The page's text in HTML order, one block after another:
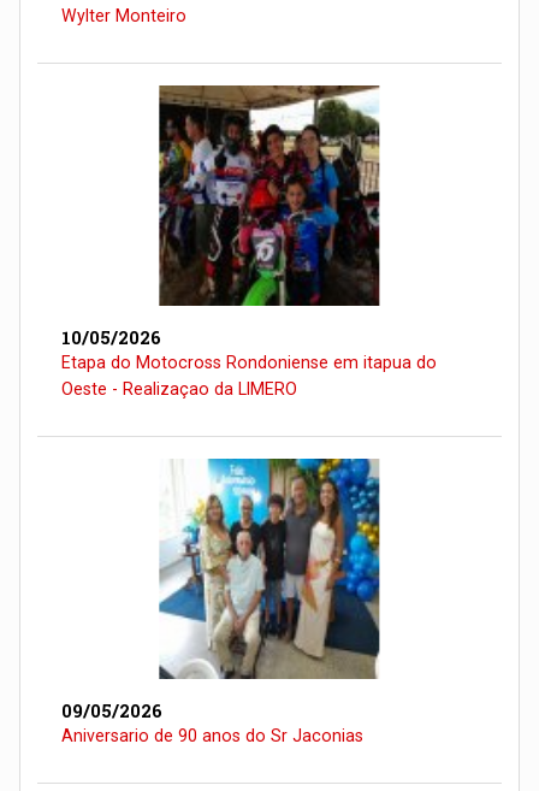
Wylter Monteiro
10/05/2026
Etapa do Motocross Rondoniense em itapua do
Oeste - Realizaçao da LIMERO
09/05/2026
Aniversario de 90 anos do Sr Jaconias